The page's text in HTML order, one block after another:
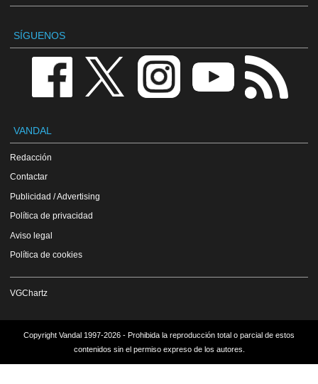
SÍGUENOS
VANDAL
Redacción
Contactar
Publicidad / Advertising
Política de privacidad
Aviso legal
Política de cookies
VGChartz
Copyright Vandal 1997-2026 - Prohibida la reproducción total o parcial de estos
contenidos sin el permiso expreso de los autores.